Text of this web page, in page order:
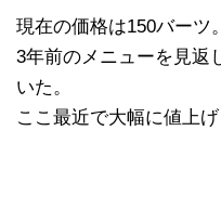
現在の価格は150バーツ。
3年前のメニューを見返
いた。
ここ最近で大幅に値上げ